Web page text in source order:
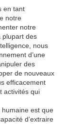
en tant
notre
notre
plupart des
nous
d’une
des
de nouveaux
efficacement
activités qui
est que
d’extraire